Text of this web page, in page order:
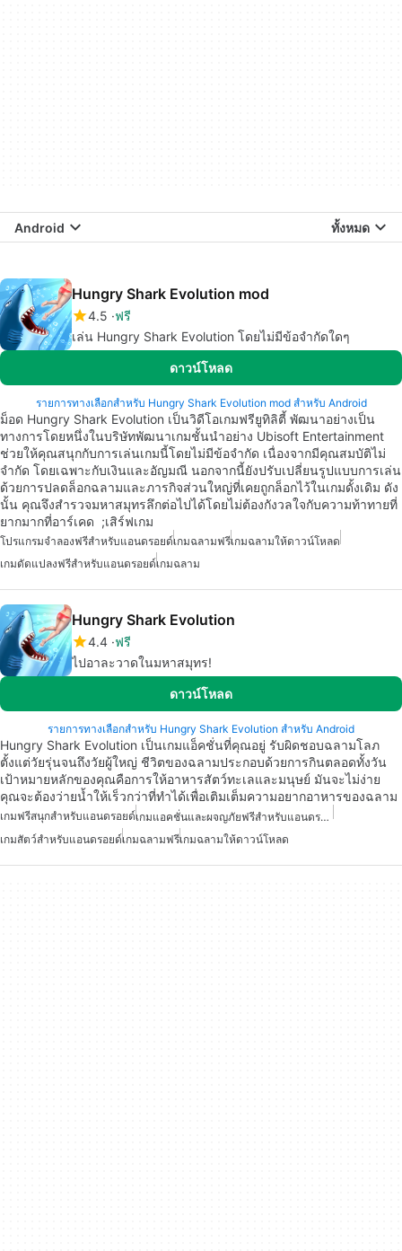
Android ทั้งหมด
Hungry Shark Evolution mod
4.5 ฟรี
เล่น Hungry Shark Evolution โดยไม่มีข้อจำกัดใดๆ
ดาวน์โหลด
รายการทางเลือกสำหรับ Hungry Shark Evolution mod สำหรับ Android
ม็อด Hungry Shark Evolution เป็นวิดีโอเกมฟรียูทิลิตี้ พัฒนาอย่างเป็น
ทางการโดยหนึ่งในบริษัทพัฒนาเกมชั้นนำอย่าง Ubisoft Entertainment
ช่วยให้คุณสนุกกับการเล่นเกมนี้โดยไม่มีข้อจำกัด เนื่องจากมีคุณสมบัติไม่
จำกัด โดยเฉพาะกับเงินและอัญมณี นอกจากนี้ยังปรับเปลี่ยนรูปแบบการเล่น
ด้วยการปลดล็อกฉลามและภารกิจส่วนใหญ่ที่เคยถูกล็อกไว้ในเกมดั้งเดิม ดัง
นั้น คุณจึงสำรวจมหาสมุทรลึกต่อไปได้โดยไม่ต้องกังวลใจกับความท้าทายที่
ยากมากที่อาร์เคด ;เสิร์ฟเกม
โปรแกรมจำลองฟรีสำหรับแอนดรอยด์เกมฉลามฟรีเกมฉลามให้ดาวน์โหลด
เกมดัดแปลงฟรีสำหรับแอนดรอยด์เกมฉลาม
Hungry Shark Evolution
4.4 ฟรี
ไปอาละวาดในมหาสมุทร!
ดาวน์โหลด
รายการทางเลือกสำหรับ Hungry Shark Evolution สำหรับ Android
Hungry Shark Evolution เป็นเกมแอ็คชั่นที่คุณอยู่ รับผิดชอบฉลามโลภ
ตั้งแต่วัยรุ่นจนถึงวัยผู้ใหญ่ ชีวิตของฉลามประกอบด้วยการกินตลอดทั้งวัน
เป้าหมายหลักของคุณคือการให้อาหารสัตว์ทะเลและมนุษย์ มันจะไม่ง่าย
คุณจะต้องว่ายน้ำให้เร็วกว่าที่ทำได้เพื่อเติมเต็มความอยากอาหารของฉลาม
เกมฟรีสนุกสำหรับแอนดรอยด์
เกมแอคชั่นและผจญภัยฟรีสำหรับแอนดรอยด์
เกมสัตว์สำหรับแอนดรอยด์เกมฉลามฟรีเกมฉลามให้ดาวน์โหลด